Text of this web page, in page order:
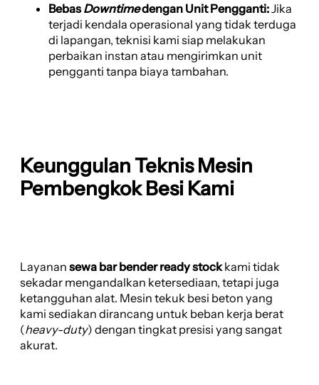
Bebas Downtimedengan Unit Pengganti:Jika
terjadi kendala operasional yang tidak terduga
di lapangan, teknisi kami siap melakukan
perbaikan instan atau mengirimkan unit
pengganti tanpa biaya tambahan.
Keunggulan Teknis Mesin
Pembengkok Besi Kami
Layanan sewa bar bender ready stockkami tidak
sekadar mengandalkan ketersediaan, tetapi juga
ketangguhan alat. Mesin tekuk besi beton yang
kami sediakan dirancang untuk beban kerja berat
(heavy-duty) dengan tingkat presisi yang sangat
akurat.